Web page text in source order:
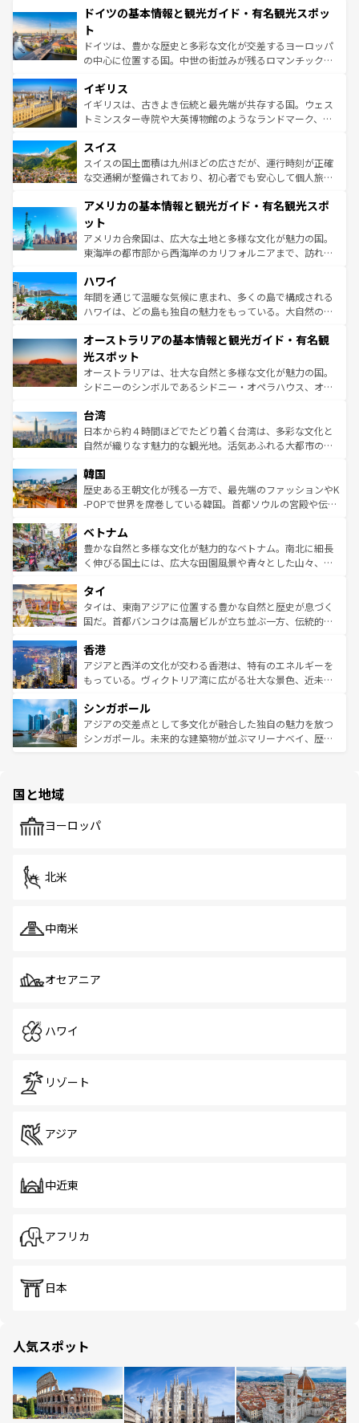
せる。地方によって風土や気候が異なるスペインはその個
ンテンツ一覧 を参照してほしい。
で、幅広い魅力が詰まっている。華麗な宮殿、歴史的な大
聖堂、美しいビーチ、そして豊かな自然が、訪れる者を心
から魅了する。また、フランスは美食の国としても知ら
れ、フランス料理はユネスコ無形文化遺産にも登録されて
香り高いラベンダー畑など、多彩な楽しみ方が可能だ。さ
らに、パリ以外の地域にも魅力が溢れており、どの街角に
も豊かな歴史と文化が息づいている。パリ以外の個性あふ
を参照してほしい。
ドイツの基本情報と観光ガイド・有名観光スポッ
ト
ドイツは、豊かな歴史と多彩な文化が交差するヨーロッパ
の中心に位置する国。中世の街並みが残るロマンチック街
顔を持つこの国は、どこを歩いても飽きることがない。ベ
ルリンの文化的活気、バイエルン州のアルプスの絶景、そ
してライン川沿いのワイン畑といった風景は必見。ビール
は、お酒好きな人にはぜひ体験してほしい。 なお、新着の
ドイツ情報はコンテンツ一覧を参照してほしい。
イギリス
イギリスは、古きよき伝統と最先端が共存する国。ウェス
トミンスター寺院や大英博物館のようなランドマーク、歴
リアごとに異なる魅力がある。また、優雅なアフタヌーン
ティー、ビール好きにはたまらない英国パブ、サッカー観
戦など、本場だからこそできる体験も豊富。イギリスを旅
ンツ一覧を参照してほしい。
スイス
スイスの国土面積は九州ほどの広さだが、運行時刻が正確
な交通網が整備されており、初心者でも安心して個人旅行
の建物がそのまま残る町や、スイスならではのユニークな
博物館もあり、アルプス観光だけでなく町歩きも満喫する
ことができる。国民の所得が高いため物価も高いが、旅行
者向けの交通パス提供のサービスもあり、うまく活用すれ
着のスイス情報は
アメリカの基本情報と観光ガイド・有名観光スポ
ット
アメリカ合衆国は、広大な土地と多様な文化が魅力の国。
東海岸の都市部から西海岸のカリフォルニアまで、訪れる
のような巨大都市は、観光、ショッピング、エンターテイ
ンメントが詰まった刺激的なスポットだ。一方、アメリカ
西部には大自然が広がり、グランドキャニオンやイエロー
部のニューオーリンズでは、音楽と美食が融合した独特の
文化が魅力。旅行者はアメリカの各地域で異なる魅力を楽
しみながら、その多様性と豊かな歴史を感じることができ
るだろう。車でのロードトリップや列車の旅も、アメリカ
情報は
ハワイ
年間を通じて温暖な気候に恵まれ、多くの島で構成される
ハワイは、どの島も独自の魅力をもっている。大自然の神
ワイ島は見逃せない。また、定番の観光地といえばオアフ
島だが、静かな自然を求めるならマウイ島やカウアイ島が
おすすめ。エメラルドグリーンに輝く海をはじめ、豊かな
文化や歴史が息づいている。「アロハスピリット」と呼ば
人々、おいしいローカルフードやハワイアンミュージッ
ク、伝統的なフラダンスなど、すべてがハワイの魅力を彩
っている。訪れるたびに新しい発見と感動が待っているハ
はコンテンツ一覧
オーストラリアの基本情報と観光ガイド・有名観
光スポット
オーストラリアは、壮大な自然と多様な文化が魅力の国。
シドニーのシンボルであるシドニー・オペラハウス、オー
リアリーフや大陸中央部にそびえるウルル（エアーズロッ
ク）、タスマニアの美しい原生林やケアンズの熱帯雨林な
ど、見どころがたくさん。また、カフェやワイン、オージ
いる。アクティビティも充実しており、サーフィンやダイ
ビング、ハイキングなど、アウトドア好きにはたまらな
い。オーストラリアの多彩な魅力を存分に味わいつくそ
参照してほしい。
台湾
日本から約４時間ほどでたどり着く台湾は、多彩な文化と
自然が織りなす魅力的な観光地。活気あふれる大都市の台
ン）、静ひつな山岳地帯である台湾東部など、都市の喧騒
と山間の静けさが共存しており、訪れる人に新しい発見と
驚きをもたらしてくれる。また、奥深い台湾の食文化も魅
容にもいいと評判のスイーツなど、バラエティ豊かな料理
が味わえる。 なお、新着の台湾情報は コンテンツ一覧を参
照してほしい。
韓国
歴史ある王朝文化が残る一方で、最先端のファッションやK
-POPで世界を席巻している韓国。首都ソウルの宮殿や伝統
き、地方に足を延ばせば四季折々の自然美を楽しむことが
できる。そして、キムチや焼肉、絶品のストリートフード
まで、さまざまな韓国料理が待っている。夜には、韓国な
リティに包まれながら、韓国の多彩な魅力を心ゆくまで味
わってみてほしい。 なお、新着の韓国情報はコンテンツ一
覧を参照してほしい。
ベトナム
豊かな自然と多様な文化が魅力的なベトナム。南北に細長
く伸びる国土には、広大な田園風景や青々とした山々、世
急速な発展と共に伝統が息づく。ハノイの古い町並みやホ
ーチミン市のフランス統治時代の建物も、独特の雰囲気を
醸し出している。また、バラエティの豊かさとおいしさで
とつ。フォーやバインミー、ベトナムコーヒーなどは、ぜ
ひ現地で味わいたい。どの地域を訪れてもあたたかい人々
が旅行者を迎えてくれるので、きっと忘れられない旅にな
参照してほしい。
タイ
タイは、東南アジアに位置する豊かな自然と歴史が息づく
国だ。首都バンコクは高層ビルが立ち並ぶ一方、伝統的な
の活気が交差している。北部ではチェンマイなどの山岳地
帯で自然と触れ合い、南部ではプーケットやクラビの美し
いビーチでリゾート気分を楽しむことができる。タイ料理
激する。気候は一年中温暖で、どの季節にも異なる楽しみ
が待っている。親しみやすいタイの人々、仏教を中心とし
た文化、そして多様な観光資源が、訪れる旅人を魅了し続
香港
アジアと西洋の文化が交わる香港は、特有のエネルギーを
もっている。ヴィクトリア湾に広がる壮大な景色、近未来
み、どこを訪れても感動するはず。観光スポットが密集し
ており、効率よく見どころを回れるのも魅力。息をのむよ
うな絶景から文化的な体験まで、香港を存分に楽しみ尽く
シンガポール
アジアの交差点として多文化が融合した独自の魅力を放つ
シンガポール。未来的な建築物が並ぶマリーナベイ、歴史
で、ホーカーズは地元の風情を楽しめる外せないスポット
国と地域
ヨーロッパ
北米
中南米
オセアニア
ハワイ
リゾート
アジア
中近東
アフリカ
日本
人気スポット